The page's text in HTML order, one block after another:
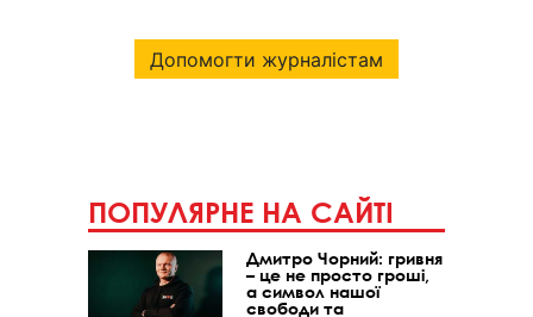
Допомогти журналістам
ПОПУЛЯРНЕ НА САЙТІ
Дмитро Чорний: гривня
– це не просто гроші,
а символ нашої
свободи та